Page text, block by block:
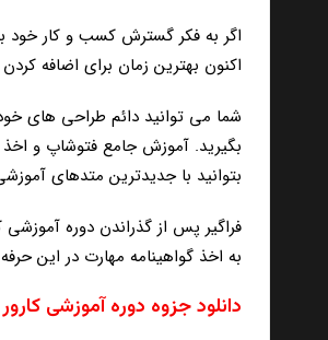
اگر به فکر گسترش کسب و کار خود
اکنون بهترین زمان برای اضافه
شما می توانید دائم طراحی های
بگیرید. آموزش جامع فتوشاپ و اخذ
بتوانید با جدیدترین متدهای
به اخذ گواهینامه مهارت در این
دانلود جزوه دوره آموزشی کارور Photoshop